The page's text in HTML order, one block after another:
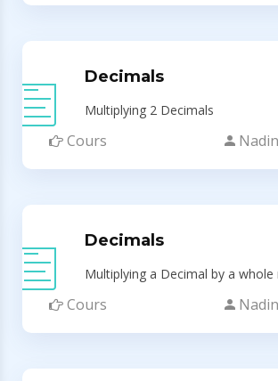
Decimals
Multiplying 2 Decimals
Cours
Decimals
Multiplying a Decimal by a whole
Cours